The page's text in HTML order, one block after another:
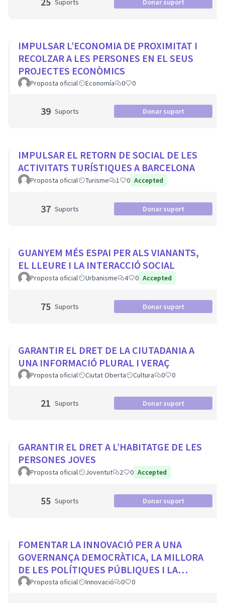
Suports Donar suport
IMPULSAR L’ECONOMIA DE PROXIMITAT I
RECOLZAR A LES PERSONES EN EL SEUS
PROJECTES ECONÒMICS
Proposta oficial Economía 0 0
39 Suports Donar suport
IMPULSAR EL RETORN DE SOCIAL DE LES
ACTIVITATS TURÍSTIQUES A BARCELONA
Proposta oficial Turisme 1 0 Accepted
37 Suports Donar suport
GUANYEM MÉS ESPAI PER ALS VIANANTS,
EL LLEURE I LA INTERACCIÓ SOCIAL
Proposta oficial Urbanisme 4 0 Accepted
75 Suports Donar suport
GARANTIR EL DRET DE LA CIUTADANIA A
UNA INFORMACIÓ PLURAL I VERAÇ
Proposta oficial Ciutat Oberta Cultura 0 0
21 Suports Donar suport
GARANTIR EL DRET A L’HABITATGE DE LES
PERSONES JOVES
Proposta oficial Joventut 2 0 Accepted
55 Suports Donar suport
FOMENTAR LA INNOVACIÓ PER A UNA
GOVERNANÇA DEMOCRÀTICA, LA MILLORA
DE LES POLÍTIQUES PÚBLIQUES I LA
TRANSFORMACIÓ SOCIAL
Proposta oficial Innovació 0 0